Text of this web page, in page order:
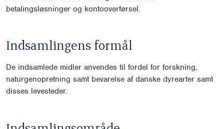
betalingsløsninger og kontooverførsel.
Indsamlingens formål
De indsamlede midler anvendes til fordel for forskning,
naturgenopretning samt bevarelse af danske dyrearter samt
disses levesteder.